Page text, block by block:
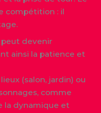
compétition : il
devenir
ainsi la patience et
(salon, jardin) ou
comme
la dynamique et